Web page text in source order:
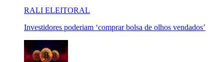
RALI ELEITORAL
Investidores poderiam ‘comprar bolsa de olhos vendados’